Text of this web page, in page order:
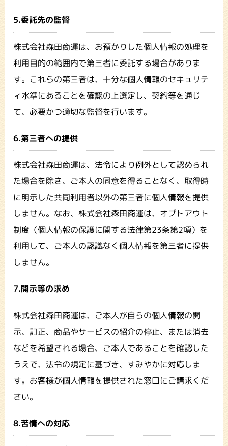
5.委託先の監督
株式会社森田商運は、お預かりした個人情報の処理を
利用目的の範囲内で第三者に委託する場合がありま
す。これらの第三者は、十分な個人情報のセキュリテ
ィ水準にあることを確認の上選定し、契約等を通じ
て、必要かつ適切な監督を行います。
6.第三者への提供
株式会社森田商運は、法令により例外として認められ
た場合を除き、ご本人の同意を得ることなく、取得時
に明示した共同利用者以外の第三者に個人情報を提供
しません。なお、株式会社森田商運は、オプトアウト
制度（個人情報の保護に関する法律第23条第2項）を
利用して、ご本人の認識なく個人情報を第三者に提供
しません。
7.開示等の求め
株式会社森田商運は、ご本人が自らの個人情報の開
示、訂正、商品やサービスの紹介の停止、または消去
などを希望される場合、ご本人であることを確認した
うえで、法令の規定に基づき、すみやかに対応しま
す。お客様が個人情報を提供された窓口にご請求くだ
さい。
8.苦情への対応